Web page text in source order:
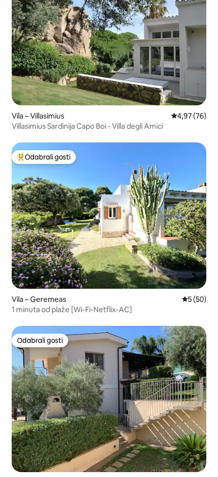
Vila – Villasimius Prosječna
4,97 (76)
Villasimius Sardinija Capo Boi - Villa degli Amici
Među najviše rangiranima s oznakom „Odabrali gosti”
Odabrali gosti
Vila – Geremeas Prosječna
5 (50)
1 minuta od plaže [Wi-Fi-Netflix-AC]
Odabrali gosti
Odabrali gosti